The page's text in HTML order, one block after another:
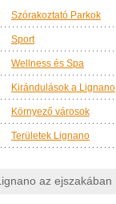
Szórakoztató Parkok
Sport
Wellness és Spa
Kirándulások a Lignano
Környező városok
Területek Lignano
Lignano az ejszakában